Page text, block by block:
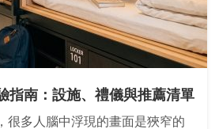
指南：設施、禮儀與推薦清單
很多人腦中浮現的畫面是狹窄的